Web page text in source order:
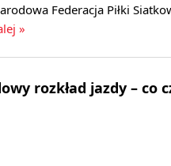
Federacja Piłki
»
rozkład jazdy – co